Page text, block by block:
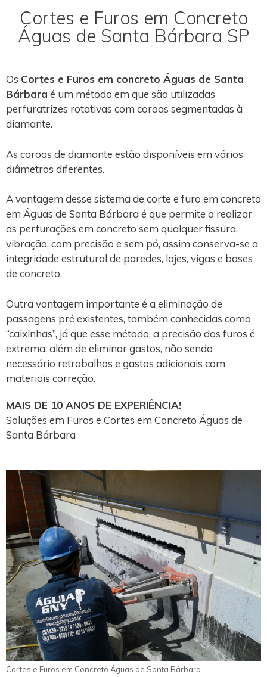
Cortes e Furos em Concreto
Águas de Santa Bárbara SP
Os Cortes e Furos em concreto Águas de Santa
Bárbara é um método em que são utilizadas
perfuratrizes rotativas com coroas segmentadas à
diamante.
As coroas de diamante estão disponíveis em vários
diâmetros diferentes.
A vantagem desse sistema de corte e furo em concreto
em Águas de Santa Bárbara é que permite a realizar
as perfurações em concreto sem qualquer fissura,
vibração, com precisão e sem pó, assim conserva-se a
integridade estrutural de paredes, lajes, vigas e bases
de concreto.
Outra vantagem importante é a eliminação de
passagens pré existentes, também conhecidas como
“caixinhas”, já que esse método, a precisão dos furos é
extrema, além de eliminar gastos, não sendo
necessário retrabalhos e gastos adicionais com
materiais correção.
MAIS DE 10 ANOS DE EXPERIÊNCIA!
Soluções em Furos e Cortes em Concreto Águas de
Santa Bárbara
Cortes e Furos em Concreto Águas de Santa Bárbara